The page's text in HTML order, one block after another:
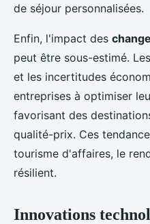
de séjour personnalisées.
Enfin, l'impact des
peut être sous-estimé.
et les incertitudes
entreprises à optimiser
favorisant des
qualité-prix. Ces
tourisme d'affaires, le
résilient.
Innovations